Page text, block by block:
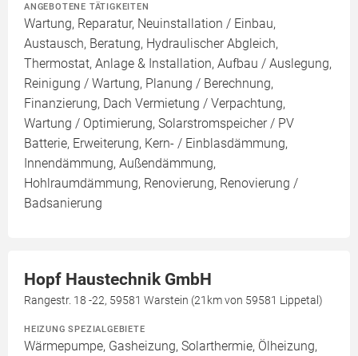
ANGEBOTENE TÄTIGKEITEN
Wartung, Reparatur, Neuinstallation / Einbau,
Austausch, Beratung, Hydraulischer Abgleich,
Thermostat, Anlage & Installation, Aufbau / Auslegung,
Reinigung / Wartung, Planung / Berechnung,
Finanzierung, Dach Vermietung / Verpachtung,
Wartung / Optimierung, Solarstromspeicher / PV
Batterie, Erweiterung, Kern- / Einblasdämmung,
Innendämmung, Außendämmung,
Hohlraumdämmung, Renovierung, Renovierung /
Badsanierung
Hopf Haustechnik GmbH
Rangestr. 18 -22, 59581 Warstein (21km von 59581 Lippetal)
HEIZUNG SPEZIALGEBIETE
Wärmepumpe, Gasheizung, Solarthermie, Ölheizung,